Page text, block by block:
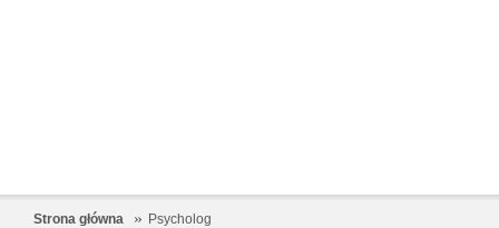
Strona główna Psycholog